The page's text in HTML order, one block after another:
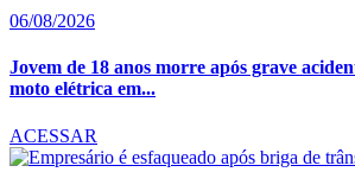
06/08/2026
Jovem de 18 anos morre após grave
moto elétrica em...
ACESSAR